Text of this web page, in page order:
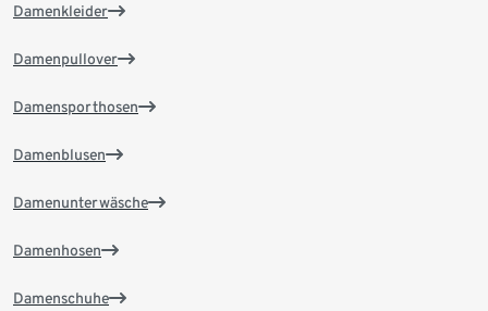
Damenkleider
Damenpullover
Damensporthosen
Damenblusen
Damenunterwäsche
Damenhosen
Damenschuhe